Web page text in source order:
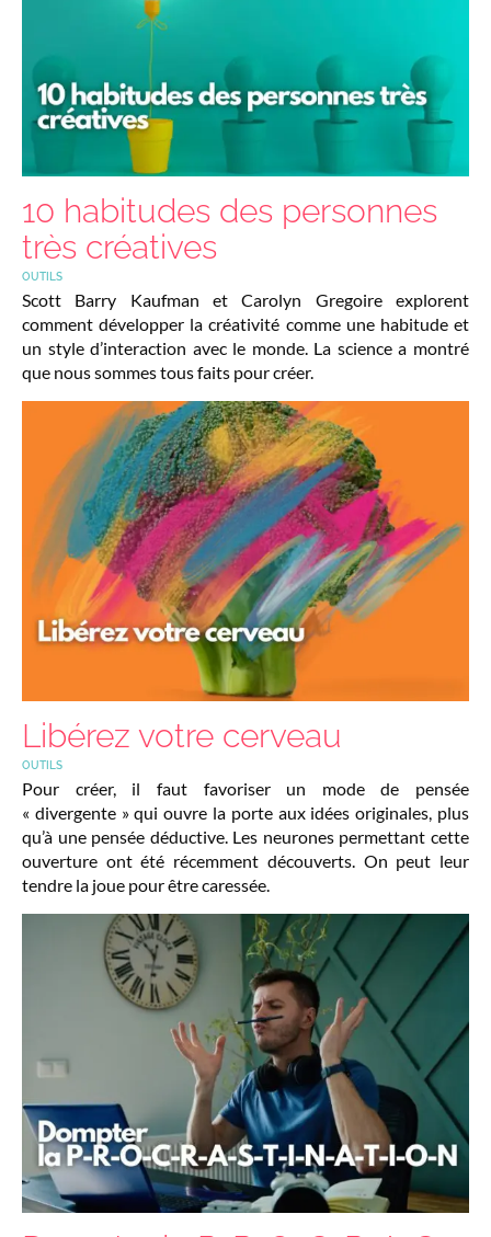
10 habitudes des personnes
très créatives
OUTILS
Scott Barry Kaufman et Carolyn Gregoire explorent
comment développer la créativité comme une habitude et
un style d’interaction avec le monde. La science a montré
que nous sommes tous faits pour créer.
Libérez votre cerveau
OUTILS
Pour créer, il faut favoriser un mode de pensée
« divergente » qui ouvre la porte aux idées originales, plus
qu’à une pensée déductive. Les neurones permettant cette
ouverture ont été récemment découverts. On peut leur
tendre la joue pour être caressée.